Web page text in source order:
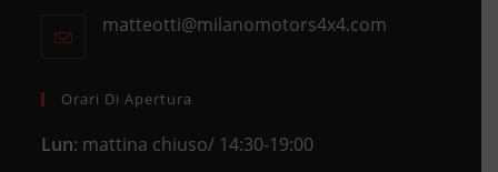
your
matteotti@milanomotors4x4.comOpens
Orari Di Apertura
Lun: mattina chiuso/ 14:30-19:00